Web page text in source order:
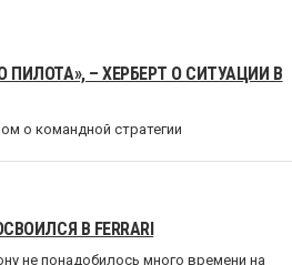
– ХЕРБЕРТ О СИТУАЦИИ В
о командной стратегии
В FERRARI
не понадобилось много времени на